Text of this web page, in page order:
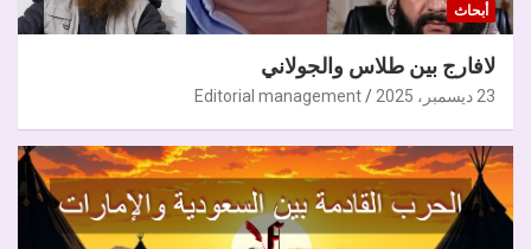
أبحاث
لافارج بين طلاس والجولاني
23 ديسمبر، 2025 Editorial management